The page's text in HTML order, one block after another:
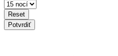
Reset
Potvrdiť